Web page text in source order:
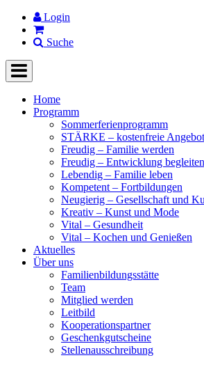
Login
Suche
Home
Programm
Sommerferienprogramm
STÄRKE – kostenfreie
Freudig – Familie werden
Freudig – Entwicklung begleiten
Lebendig – Familie leben
Kompetent – Fortbildungen
Neugierig – Gesellschaft und
Kreativ – Kunst und Mode
Vital – Gesundheit
Vital – Kochen und Genießen
Aktuelles
Über uns
Familienbildungsstätte
Team
Mitglied werden
Leitbild
Kooperationspartner
Geschenkgutscheine
Stellenausschreibung